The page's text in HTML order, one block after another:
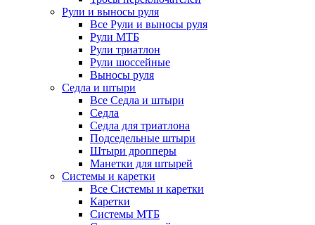
Рули и выносы руля
Все Рули и выносы руля
Рули МТБ
Рули триатлон
Рули шоссейные
Выносы руля
Седла и штыри
Все Седла и штыри
Седла
Седла для триатлона
Подседельные штыри
Штыри дропперы
Манетки для штырей
Системы и каретки
Все Системы и каретки
Каретки
Системы МТБ